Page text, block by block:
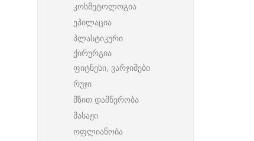
კოსმეტოლოგია
ეპილაცია
პლასტიკური
ქირურგია
ფიტნესი, ვარჯიშები
რუჯი
მზით დამწვრობა
მასაჟი
ოფლიანობა